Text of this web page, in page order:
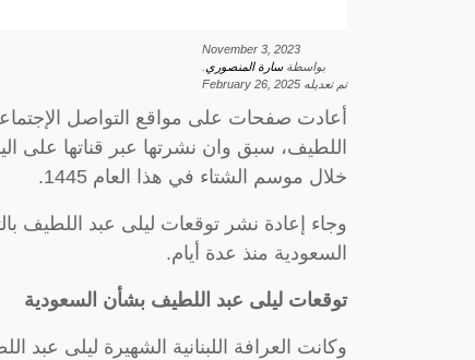
November 3, 2023
بواسطةسارة المنصوري
تم تعديله February 26, 2025
أعادت صفحات على مواقع التواصل
اللطيف، سبق وان نشرتها عبر قناتها على
خلال موسم الشتاء في هذا العام 1445.
وجاء إعادة نشر توقعات ليلى عبد اللطيف
السعودية منذ عدة أيام.
توقعات ليلى عبد اللطيف بشأن السعودية
وكانت العرافة اللبنانية الشهيرة ليلى